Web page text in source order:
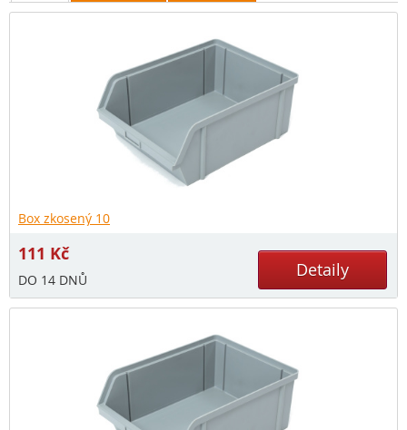
Box zkosený 10
111 Kč
DO 14 DNŮ Detaily